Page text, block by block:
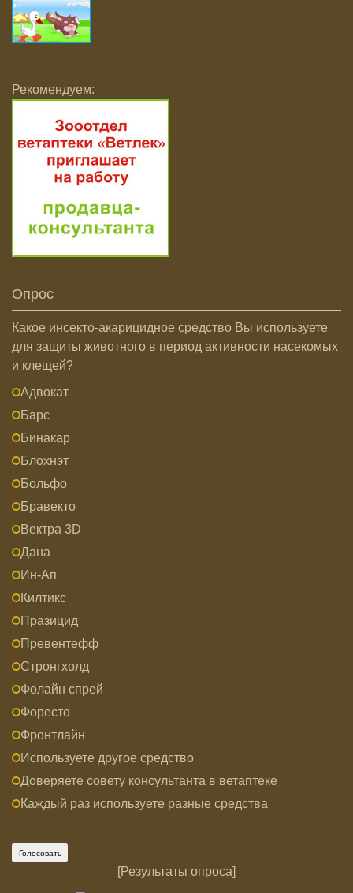
Рекомендуем:
Опрос
Какое инсекто-акарицидное средство Вы используете
для защиты животного в период активности насекомых
и клещей?
Адвокат
Барс
Бинакар
Блохнэт
Больфо
Бравекто
Вектра 3D
Дана
Ин-Ап
Килтикс
Празицид
Превентефф
Стронгхолд
Фолайн спрей
Форесто
Фронтлайн
Используете другое средство
Доверяете совету консультанта в ветаптеке
Каждый раз используете разные средства
[Результаты опроса]